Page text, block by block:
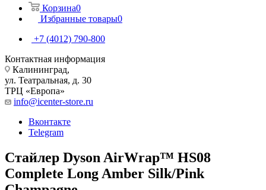
Корзина0
Избранные товары0
+7 (4012) 790-800
Контактная информация
Калининград,
ул. Театральная, д. 30
ТРЦ «Европа»
info@icenter-store.ru
Вконтакте
Telegram
Стайлер Dyson AirWrap™ HS08
Complete Long Amber Silk/Pink